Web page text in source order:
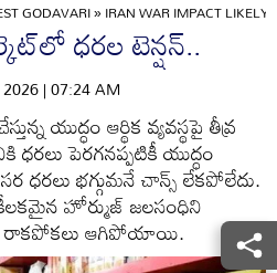
GODAVARI»IRAN WAR IMPACT LIKELY
ధరల టెన్షన్‌..
| 07:24 AM
యుద్ధం ఆర్థిక వ్యవస్థపై తీవ్ర
ధరలు పెరగనప్పటికీ యుద్ధం
భగ్గుమనే చాన్స్‌ లేకపోలేదు.
హోర్ముజ్‌ జలసంధిని
రాకపోకలు ఆగిపోయాయి.